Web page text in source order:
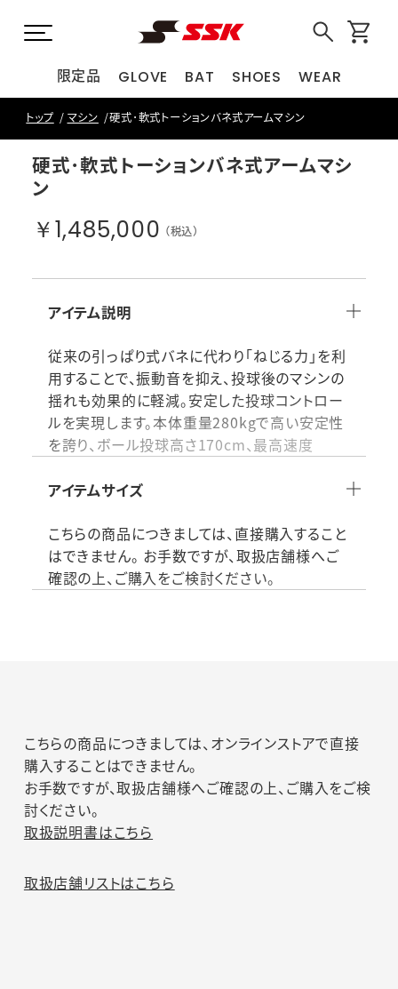
限定品 GLOVE BAT SHOES WEAR
トップ マシン 硬式･軟式トーションバネ式アームマシン
硬式･軟式トーションバネ式アームマシ
ン
￥1,485,000 （税込）
アイテム説明
従来の引っぱり式バネに代わり「ねじる力」を利
用することで、振動音を抑え、投球後のマシンの
揺れも効果的に軽減。安定した投球コントロー
ルを実現します。本体重量280kgで高い安定性
を誇り、ボール投球高さ170cm、最高速度
750Wを搭載し、100球収球装置付き。サイドネ
の練習や個人トレーニングに最適です。
ドネットはネジ式(取り外し可能)
品番：MA170SGK
アイテムサイズ
こちらの商品につきましては、直接購入すること
はできません。 お手数ですが、取扱店舗様へご
確認の上、ご購入をご検討ください。
こちらの商品につきましては、オンラインストアで直接
購入することはできません。
お手数ですが、取扱店舗様へご確認の上、ご購入をご検
討ください。
取扱説明書はこちら
取扱店舗リストはこちら